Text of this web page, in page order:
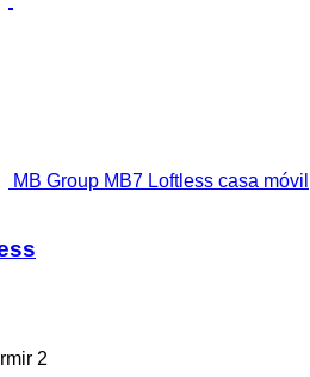
MB Group MB7 Loftless casa móvil
2